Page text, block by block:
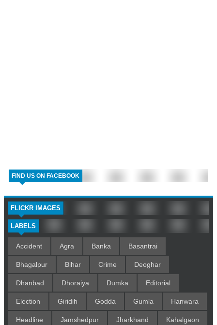
FIND US ON FACEBOOK
FLICKR IMAGES
LABELS
Accident Agra Banka Basantrai
Bhagalpur Bihar Crime Deoghar
Dhanbad Dhoraiya Dumka Editorial
Election Giridih Godda Gumla Hanwara
Headline Jamshedpur Jharkhand Kahalgaon